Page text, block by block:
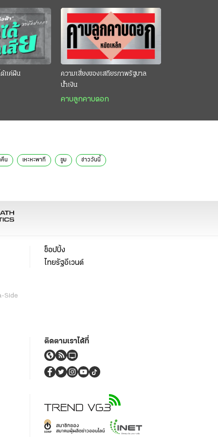
ด้แค่ฝัน
ความเสี่ยงของเสถียรภาพรัฐบาล
น้ำเงิน
คาบลูกคาบดอก
น เหะหะพาที ซูม ข่าววันนี้
Side
ช็อปปิ้ง
ไทยรัฐอีเวนต์
ติดตามเราได้ที่